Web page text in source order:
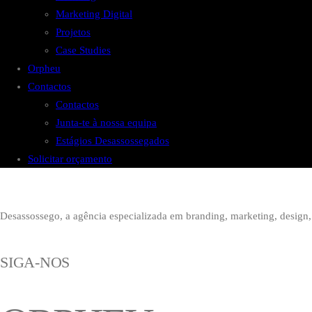
Marketing Digital
Projetos
Case Studies
Orpheu
Contactos
Contactos
Junta-te à nossa equipa
Estágios Desassossegados
Solicitar orçamento
Desassossego, a agência especializada em branding, marketing,
SIGA-NOS